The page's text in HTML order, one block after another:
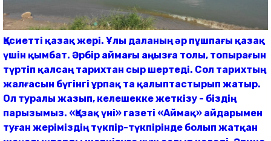
Қасиетті қазақ жері. Ұлы даланың әр пұшпағы қазақ
үшін қымбат. Әрбір аймағы аңызға толы, топырағын
түртіп қалсаң тарихтан сыр шертеді. Сол тарихтың
жалғасын бүгінгі ұрпақ та қалыптастырып жатыр.
Ол туралы жазып, келешекке жеткізу - біздің
парызымыз. «Қазақ үні» газеті «Аймақ» айдарымен
туған жеріміздің түкпір-түкпірінде болып жатқан